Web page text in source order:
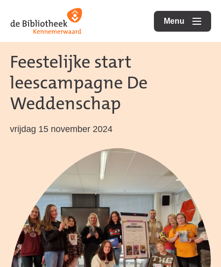
direct
content
direct
footer
naar
de
homepagina
Menu
openen
Feestelijke start
leescampagne De
Weddenschap
vrijdag 15 november 2024